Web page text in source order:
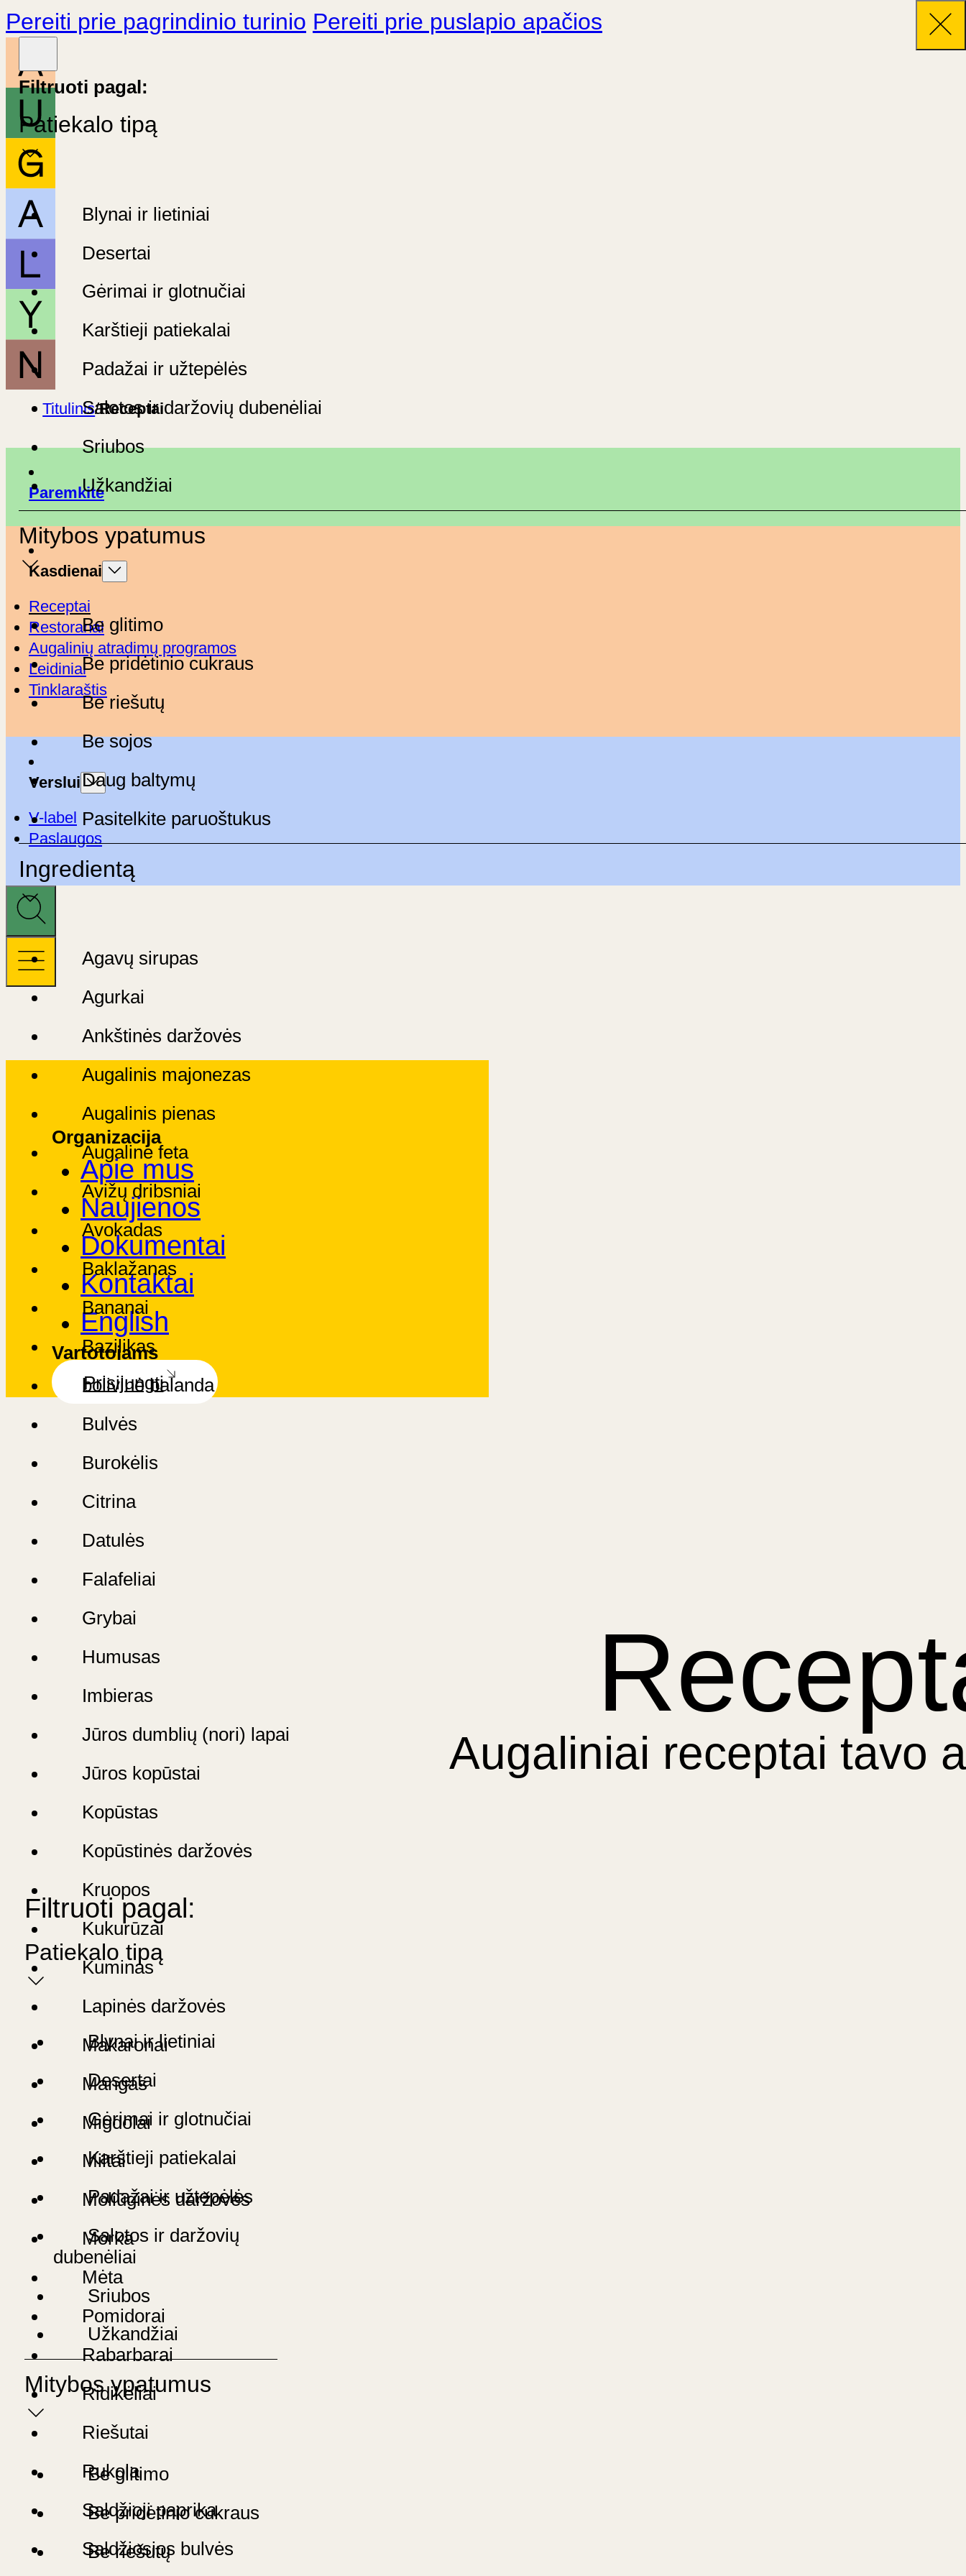
Pereiti prie pagrindinio turinio Pereiti prie puslapio apačios
Titulinis/Receptai
Paremkite
Kasdienai
Receptai
Restoranai
Augalinių atradimų programos
Leidiniai
Tinklaraštis
Verslui
V-label
Paslaugos
Organizacija
Apie mus
Naujienos
Dokumentai
Kontaktai
English
Vartotojams
Prisijungti
Augaliniai receptai tavo
Filtruoti pagal:
Patiekalo tipą
Blynai ir lietiniai
Desertai
Gėrimai ir glotnučiai
Karštieji patiekalai
Padažai ir užtepėlės
Salotos ir daržovių
dubenėliai
Sriubos
Užkandžiai
Mitybos ypatumus
Be glitimo
Be pridėtinio cukraus
Be riešutų
Filtruoti pagal:
Patiekalo tipą
Blynai ir lietiniai
Desertai
Gėrimai ir glotnučiai
Karštieji patiekalai
Padažai ir užtepėlės
Salotos ir daržovių dubenėliai
Sriubos
Užkandžiai
Mitybos ypatumus
Be glitimo
Be pridėtinio cukraus
Be riešutų
Be sojos
Daug baltymų
Pasitelkite paruoštukus
Ingredientą
Agavų sirupas
Agurkai
Ankštinės daržovės
Augalinis majonezas
Augalinis pienas
Augalinė feta
Avižų dribsniai
Avokadas
Baklažanas
Bananai
Bazilikas
bolivinė balanda
Bulvės
Burokėlis
Citrina
Datulės
Falafeliai
Grybai
Humusas
Imbieras
Jūros dumblių (nori) lapai
Jūros kopūstai
Kopūstas
Kopūstinės daržovės
Kruopos
Kukurūzai
Kuminas
Lapinės daržovės
Makaronai
Mangas
Migdolai
Miltai
Moliūginės daržovės
Morka
Mėta
Pomidorai
Rabarbarai
Ridikėliai
Riešutai
Rukola
Saldžioji paprika
Saldžiosios bulvės